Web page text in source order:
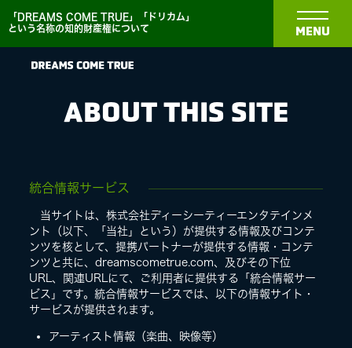
「DREAMS COME TRUE」「ドリカム」
という名称の知的財産権について
MENU
BIOGRAPHY
DISCOGRAPHY
MEDIA
ABOUT THIS SITE
統合情報サービス
当サイトは、株式会社ディーシーティーエンタテインメ
ント（以下、「当社」という）が提供する情報及びコンテ
ンツを核として、提携パートナーが提供する情報・コンテ
ンツと共に、dreamscometrue.com、及びその下位
URL、関連URLにて、ご利用者に提供する「統合情報サー
ビス」です。統合情報サービスでは、以下の情報サイト・
サービスが提供されます。
アーティスト情報（楽曲、映像等）